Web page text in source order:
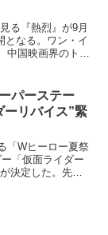
る『熱烈』が9月
となる。ワン・イ
中国映画界のトッ
た。ワン・イー
パーステー
ーリバイス”緊
「Wヒーロー夏祭
「仮面ライダー
決定した。先日